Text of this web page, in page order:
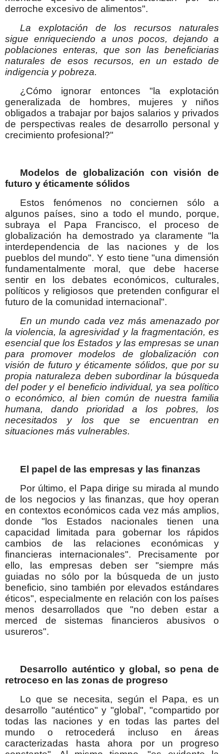
derroche excesivo de alimentos".
La explotación de los recursos naturales
sigue enriqueciendo a unos pocos, dejando a
poblaciones enteras, que son las beneficiarias
naturales de esos recursos, en un estado de
indigencia y pobreza.
¿Cómo ignorar entonces "la explotación
generalizada de hombres, mujeres y niños
obligados a trabajar por bajos salarios y privados
de perspectivas reales de desarrollo personal y
crecimiento profesional?"
Modelos de globalización con visión de
futuro y éticamente sólidos
Estos fenómenos no conciernen sólo a
algunos países, sino a todo el mundo, porque,
subraya el Papa Francisco, el proceso de
globalización ha demostrado ya claramente "la
interdependencia de las naciones y de los
pueblos del mundo". Y esto tiene "una dimensión
fundamentalmente moral, que debe hacerse
sentir en los debates económicos, culturales,
políticos y religiosos que pretenden configurar el
futuro de la comunidad internacional".
En un mundo cada vez más amenazado por
la violencia, la agresividad y la fragmentación, es
esencial que los Estados y las empresas se unan
para promover modelos de globalización con
visión de futuro y éticamente sólidos, que por su
propia naturaleza deben subordinar la búsqueda
del poder y el beneficio individual, ya sea político
o económico, al bien común de nuestra familia
humana, dando prioridad a los pobres, los
necesitados y los que se encuentran en
situaciones más vulnerables.
El papel de las empresas y las finanzas
Por último, el Papa dirige su mirada al mundo
de los negocios y las finanzas, que hoy operan
en contextos económicos cada vez más amplios,
donde "los Estados nacionales tienen una
capacidad limitada para gobernar los rápidos
cambios de las relaciones económicas y
financieras internacionales". Precisamente por
ello, las empresas deben ser "siempre más
guiadas no sólo por la búsqueda de un justo
beneficio, sino también por elevados estándares
éticos", especialmente en relación con los países
menos desarrollados que "no deben estar a
merced de sistemas financieros abusivos o
usureros".
Desarrollo auténtico y global, so pena de
retroceso en las zonas de progreso
Lo que se necesita, según el Papa, es un
desarrollo "auténtico" y "global", "compartido por
todas las naciones y en todas las partes del
mundo o retrocederá incluso en áreas
caracterizadas hasta ahora por un progreso